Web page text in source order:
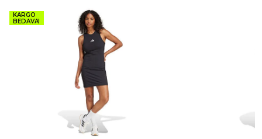
KARGO
BEDAVA!